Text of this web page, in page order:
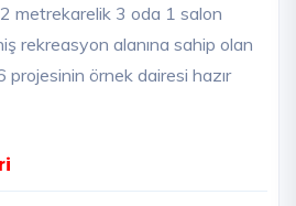
metrekarelik 3 oda 1 salon
rekreasyon alanına sahip olan
projesinin örnek dairesi hazır